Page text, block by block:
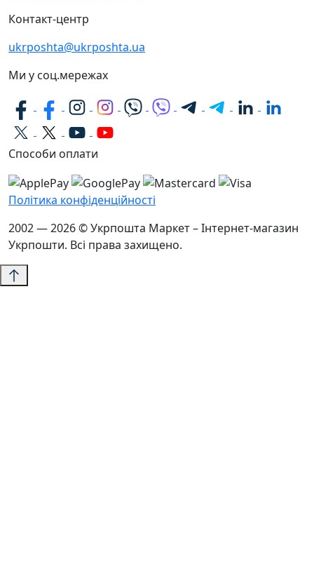
Контакт-центр
ukrposhta@ukrposhta.ua
Ми у соц.мережах
Способи оплати
Політика конфіденційності
2002 — 2026 © Укрпошта Маркет – Інтернет-магазин
Укрпошти. Всі права захищено.